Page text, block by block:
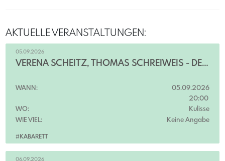
AKTUELLE VERANSTALTUNGEN:
#KABARETT
05.09.2026
VERENA SCHEITZ, THOMAS SCHREIWEIS - DER LACK IST AB
WANN:
05.09.2026
20:00
WO:
Kulisse
WIE VIEL:
Keine Angabe
06.09.2026